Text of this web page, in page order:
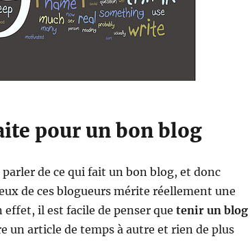
pour un bon blog
de ce qui fait un bon blog, et donc
de ces blogueurs mérite réellement une
effet, il est facile de penser que tenir un blog
un article de temps à autre et rien de plus